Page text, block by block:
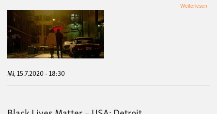
Weiterlesen
Mi, 15.7.2020 - 18:30